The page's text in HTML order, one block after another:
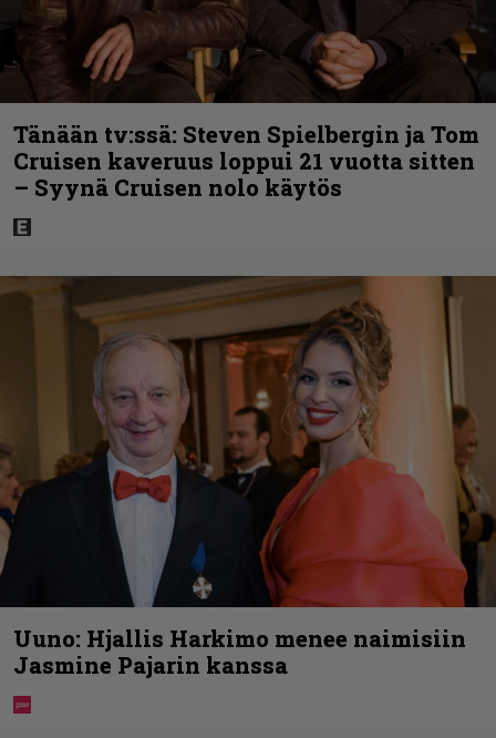
Tänään tv:ssä: Steven Spielbergin ja Tom
Cruisen kaveruus loppui 21 vuotta sitten
– Syynä Cruisen nolo käytös
Uuno: Hjallis Harkimo menee naimisiin
Jasmine Pajarin kanssa